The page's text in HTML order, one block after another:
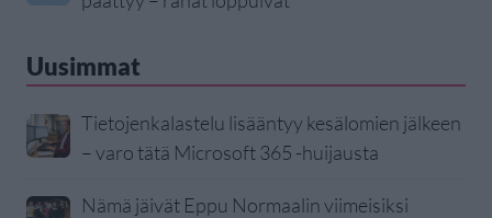
Uusimmat
Tietojenkalastelu lisääntyy kesälomien jälkeen
– varo tätä Microsoft 365 -huijausta
Nämä jäivät Eppu Normaalin viimeisiksi